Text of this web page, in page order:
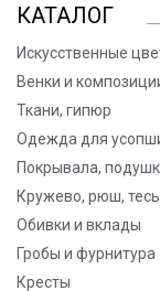
КАТАЛОГ
Искусственные
Венки и
Ткани, гипюр
Одежда для
Покрывала,
Кружево, рюш,
Обивки и вклады
Гробы и фурнитура
Кресты